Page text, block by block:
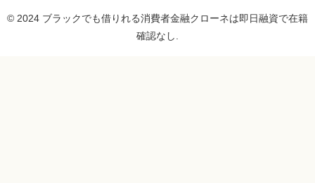
© 2024 ブラックでも借りれる消費者金融クローネは即日融資で在籍
確認なし.